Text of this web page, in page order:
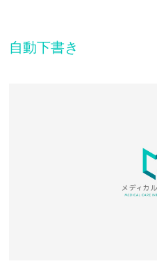
自動下書き